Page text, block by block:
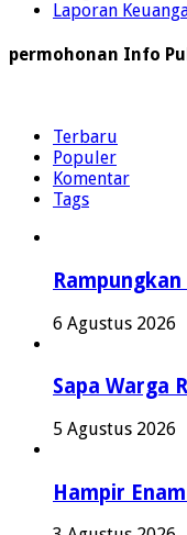
Laporan
permohonan Info
Terbaru
Populer
Komentar
Tags
6 Agustus 2026
Sapa Warga
5 Agustus 2026
Hampir